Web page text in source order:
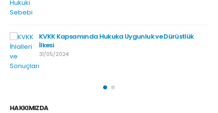
KVKK Kapsamında Hukuka Uygunluk ve Dürüstlük
İlkesi
31/05/2024
HAKKIMIZDA